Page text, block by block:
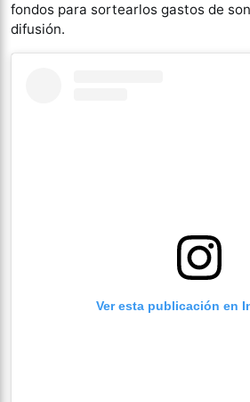
fondos para sortearlos gastos de
difusión.
Ver esta publicación en